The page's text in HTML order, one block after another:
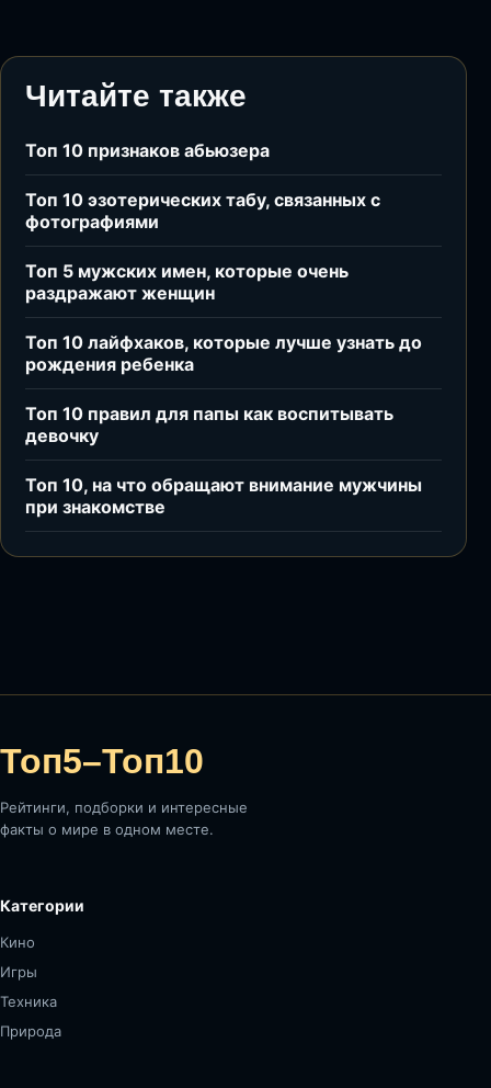
Читайте также
Топ 10 признаков абьюзера
Топ 10 эзотерических табу, связанных с
фотографиями
Топ 5 мужских имен, которые очень
раздражают женщин
Топ 10 лайфхаков, которые лучше узнать до
рождения ребенка
Топ 10 правил для папы как воспитывать
девочку
Топ 10, на что обращают внимание мужчины
при знакомстве
Топ5–Топ10
Рейтинги, подборки и интересные
факты о мире в одном месте.
Категории
Кино
Игры
Техника
Природа